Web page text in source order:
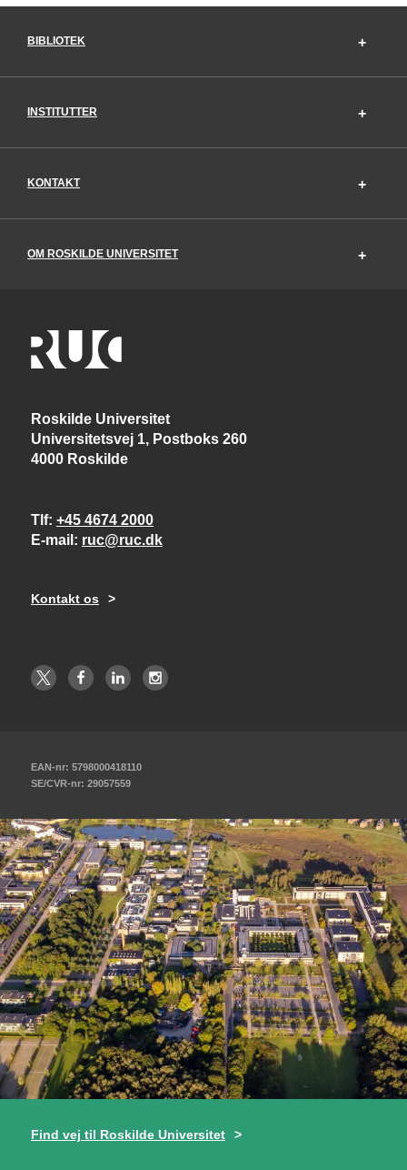
BIBLIOTEK
INSTITUTTER
KONTAKT
OM ROSKILDE UNIVERSITET
Roskilde Universitet
Universitetsvej 1, Postboks 260
4000 Roskilde
Tlf +45 4674 2000
E-mail
ruc@ruc.dk
Kontakt os
EAN-nr: 5798000418110
SE/CVR-nr: 29057559
Find vej til Roskilde Universitet